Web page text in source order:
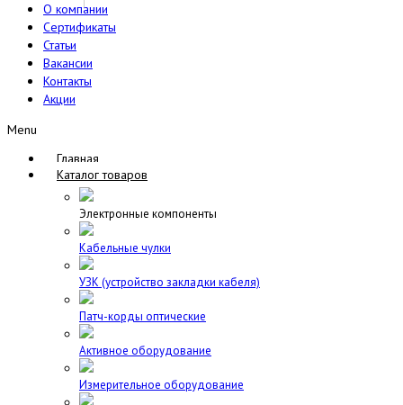
О компании
Сертификаты
Статьи
Вакансии
Контакты
Акции
Menu
Главная
Каталог товаров
Электронные компоненты
Кабельные чулки
УЗК (устройство закладки кабеля)
Патч-корды оптические
Активное оборудование
Измерительное оборудование